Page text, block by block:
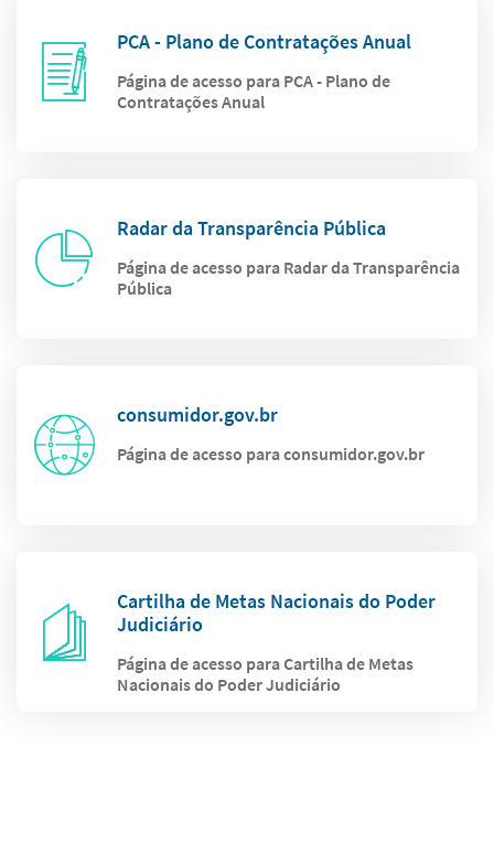
PCA - Plano de Contratações Anual
Página de acesso para PCA - Plano de
Contratações Anual
Radar da Transparência Pública
Página de acesso para Radar da Transparência
Pública
consumidor.gov.br
Página de acesso para consumidor.gov.br
Cartilha de Metas Nacionais do Poder
Judiciário
Página de acesso para Cartilha de Metas
Nacionais do Poder Judiciário